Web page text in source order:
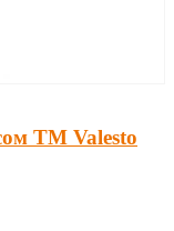
TM Valesto